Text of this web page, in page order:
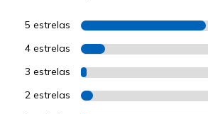
5 estrelas
4 estrelas
3 estrelas
2 estrelas